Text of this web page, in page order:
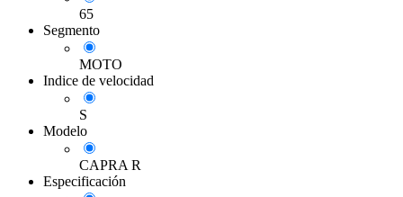
65
Segmento
MOTO
Indice de velocidad
S
Modelo
CAPRA R
Especificación